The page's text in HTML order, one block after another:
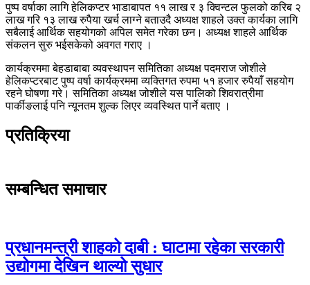
पुष्प वर्षाका लागि हेलिकप्टर भाडाबापत ११ लाख र ३ क्विन्टल फुलको करिब २
लाख गरि १३ लाख रुपैया खर्च लाग्ने बताउदै अध्यक्ष शाहले उक्त कार्यका लागि
सबैलाई आर्थिक सहयोगको अपिल समेत गरेका छन। अध्यक्ष शाहले आर्थिक
संकलन सुरु भईसकेको अवगत गराए ।
कार्यक्रममा बेहडाबाबा व्यवस्थापन समितिका अध्यक्ष पदमराज जोशीले
हेलिकप्टरबाट पुष्प वर्षा कार्यक्रममा व्यक्तिगत रुपमा ५१ हजार रुपैयाँ सहयोग
रहने घोषणा गरे। समितिका अध्यक्ष जोशीले यस पालिको शिवरात्रीमा
पार्कीङलाई पनि न्यूनतम शुल्क लिएर व्यवस्थित पार्ने बताए ।
प्रतिक्रिया
सम्बन्धित समाचार
प्रधानमन्त्री शाहको दाबी : घाटामा रहेका सरकारी
उद्योगमा देखिन थाल्यो सुधार